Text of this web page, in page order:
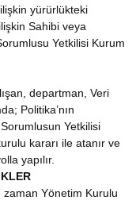
yürürlükteki
Sahibi veya
Yetkilisi Kurum
departman, Veri
Politika’nın
Yetkilisi
kararı ile atanır ve
yapılır.
zaman Yönetim Kurulu